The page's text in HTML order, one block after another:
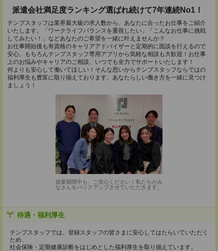
派遣会社満足度ランキング選ばれ続けて7年連続No1！
テンプスタッフは業界最大級の求人数から、あなたに合ったお仕事をご紹介
いたします。「ワークライフバランスを重視したい」「こんなお仕事に挑戦
してみたい！」などあなたのご希望を一緒に叶えませんか？
お仕事開始後も有資格のキャリアアドバイザーと定期的に面談を行えるので
安心。もちろんテンプスタッフ専用アプリから気軽な相談も大歓迎！お仕事
上のお悩みやキャリアのご相談、いつでも全力でサポートいたします！
何よりも安心して働いてほしい！そんな思いからテンプスタッフならではの
福利厚生も豊富に取り揃えております。あなたらしい働き方を一緒に見つけ
ましょう！
就業期間中も、ご安心ください！私たちがみ
なさんをバックアップさせていただきます。
待遇・福利厚生
テンプスタッフでは、登録スタッフの皆さまに安心してはたらいていただく
ため、
社会保険・定期健康診断をはじめとした福利厚生を取り揃えています。